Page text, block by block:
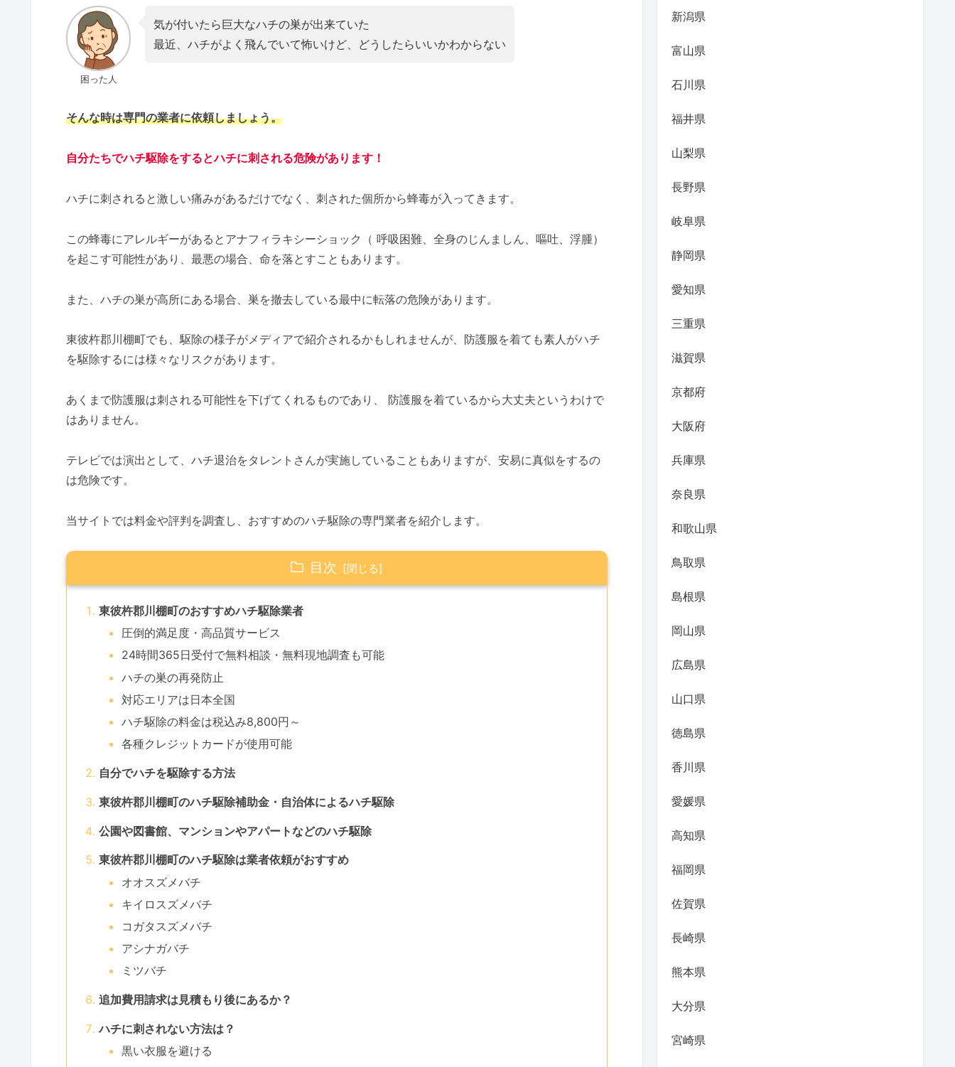
困った人
気が付いたら巨大なハチの巣が出来ていた
最近、ハチがよく飛んでいて怖いけど、どうしたらいいかわからない
そんな時は専門の業者に依頼しましょう。
自分たちでハチ駆除をするとハチに刺される危険があります！
ハチに刺されると激しい痛みがあるだけでなく、刺された個所から蜂毒が入ってきます。
この蜂毒にアレルギーがあるとアナフィラキシーショック（ 呼吸困難、全身のじんましん、嘔吐、浮腫）
を起こす可能性があり、最悪の場合、命を落とすこともあります。
また、ハチの巣が高所にある場合、巣を撤去している最中に転落の危険があります。
東彼杵郡川棚町でも、駆除の様子がメディアで紹介されるかもしれませんが、防護服を着ても素人がハチ
を駆除するには様々なリスクがあります。
あくまで防護服は刺される可能性を下げてくれるものであり、 防護服を着ているから大丈夫というわけで
はありません。
テレビでは演出として、ハチ退治をタレントさんが実施していることもありますが、安易に真似をするの
は危険です。
当サイトでは料金や評判を調査し、おすすめのハチ駆除の専門業者を紹介します。
目次
東彼杵郡川棚町のおすすめハチ駆除業者
圧倒的満足度・高品質サービス
24時間365日受付で無料相談・無料現地調査も可能
ハチの巣の再発防止
対応エリアは日本全国
ハチ駆除の料金は税込み8,800円～
各種クレジットカードが使用可能
自分でハチを駆除する方法
東彼杵郡川棚町のハチ駆除補助金・自治体によるハチ駆除
公園や図書館、マンションやアパートなどのハチ駆除
東彼杵郡川棚町のハチ駆除は業者依頼がおすすめ
オオスズメバチ
キイロスズメバチ
コガタスズメバチ
アシナガバチ
ミツバチ
追加費用請求は見積もり後にあるか？
ハチに刺されない方法は？
黒い衣服を避ける
新潟県
富山県
石川県
福井県
山梨県
長野県
岐阜県
静岡県
愛知県
三重県
滋賀県
京都府
大阪府
兵庫県
奈良県
和歌山県
鳥取県
島根県
岡山県
広島県
山口県
徳島県
香川県
愛媛県
高知県
福岡県
佐賀県
長崎県
熊本県
大分県
宮崎県